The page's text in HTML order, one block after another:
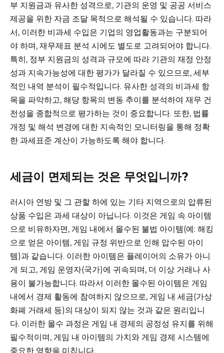
부 지원금과 유사한 성격으로, 기관의 운영 및 공공 서비스
제공을 위한 자금 조달 목적으로 해석될 수 있습니다. 따라
서, 이러한 비과세 수입은 기업의 영업활동과는 구분되어
야 하며, 재무제표 분석 시에도 별도로 고려되어야 합니다.
특히, 정부 지원금의 성격과 규모에 따라 기관의 재정 안정
성과 지속가능성에 대한 평가가 달라질 수 있으므로, 세부
적인 내역 분석이 필수적입니다. 유사한 성격의 비과세 항
목을 파악하고, 해당 항목의 변동 추이를 분석하여 재무 건
전성을 종합적으로 평가하는 것이 중요합니다. 또한, 법률
개정 및 해석 변경에 대한 지속적인 모니터링을 통해 정확
한 과세표준 계산이 가능하도록 해야 합니다.
세금이 면제되는 것은 무엇입니까?
러시아 연방 및 그 관할 하에 있는 기타 지역으로의 압류된
상품 수입은 과세 대상이 아닙니다. 이것은 게임 속 아이템
으로 비유하자면, 게임 내에서 몰수된 불법 아이템(예: 해킹
으로 얻은 아이템, 게임 규정 위반으로 인해 압수된 아이
템)과 같습니다. 이러한 아이템은 플레이어의 소유가 아니
게 되고, 게임 운영자(국가)에 귀속되며, 더 이상 거래나 사
용이 불가능합니다. 따라서 이러한 몰수된 아이템은 게임
내에서 경제 활동에 참여하지 않으므로, 게임 내 세금(가상
화폐 거래세 등)의 대상이 되지 않는 것과 같은 원리입니
다. 이러한 몰수 과정은 게임 내 경제의 공정성 유지를 위해
필수적이며, 게임 내 아이템의 가치와 게임 경제 시스템에
중요한 영향을 미칩니다.